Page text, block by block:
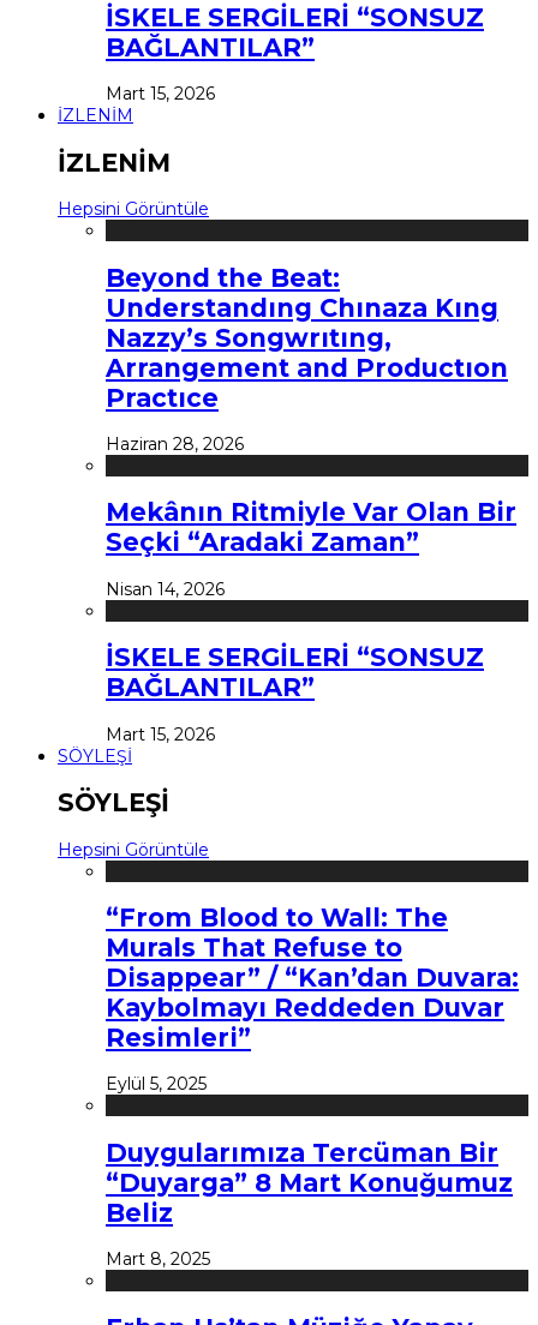
İSKELE SERGİLERİ “SONSUZ
BAĞLANTILAR”
Mart 15, 2026
İZLENİM
İZLENİM
Hepsini Görüntüle
Beyond the Beat:
Understandıng Chınaza Kıng
Nazzy’s Songwrıtıng,
Arrangement and Productıon
Practıce
Haziran 28, 2026
Mekânın Ritmiyle Var Olan Bir
Seçki “Aradaki Zaman”
Nisan 14, 2026
İSKELE SERGİLERİ “SONSUZ
BAĞLANTILAR”
Mart 15, 2026
SÖYLEŞİ
SÖYLEŞİ
Hepsini Görüntüle
“From Blood to Wall: The
Murals That Refuse to
Disappear” / “Kan’dan Duvara:
Kaybolmayı Reddeden Duvar
Resimleri”
Eylül 5, 2025
Duygularımıza Tercüman Bir
“Duyarga” 8 Mart Konuğumuz
Beliz
Mart 8, 2025